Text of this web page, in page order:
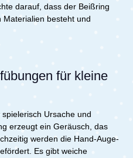
darauf, dass der Beißring
Materialien besteht und
für kleine
Ursache und
erzeugt ein Geräusch, das
werden die Hand-Auge-
Es gibt weiche